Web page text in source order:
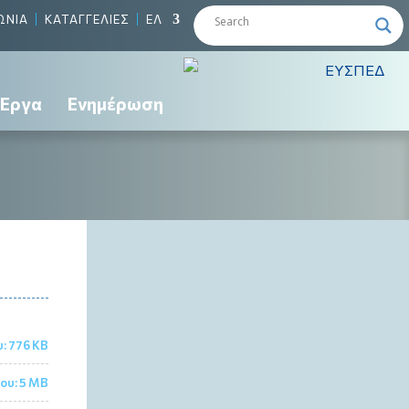
ΚΑΤΑΓΓΕΛΙΕΣ ΕΛ
Ενημέρωση
776 KB
5 MB